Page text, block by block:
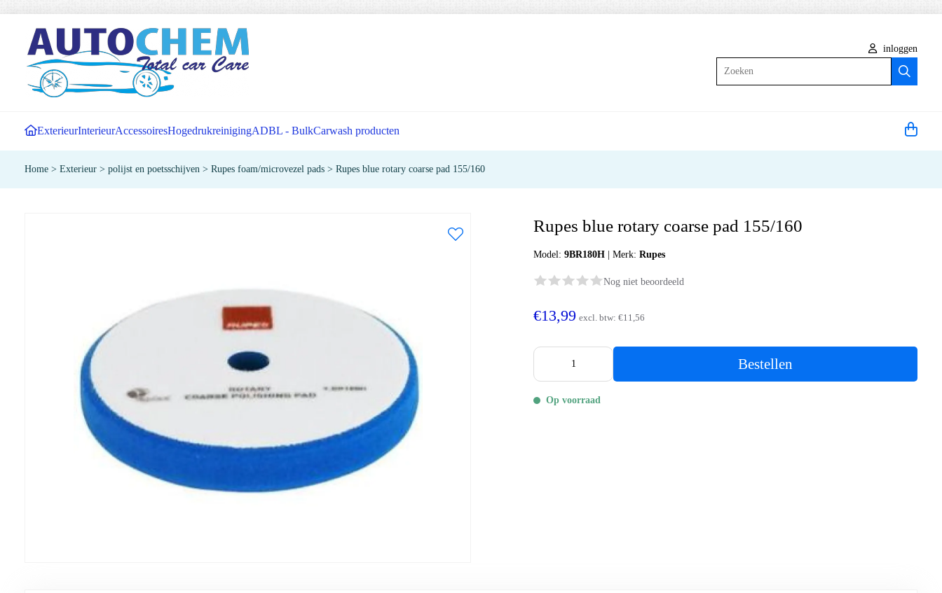
inloggen
ExterieurInterieurAccessoiresHogedrukreinigingADBL - BulkCarwash producten
Home > Exterieur > polijst en poetsschijven > Rupes foam/microvezel pads > Rupes blue rotary coarse pad 155/160
Rupes blue rotary coarse pad 155/160
Model:9BR180H |Merk:Rupes
Nog niet beoordeeld
€13,99 excl. btw:€11,56
Bestellen
Op voorraad